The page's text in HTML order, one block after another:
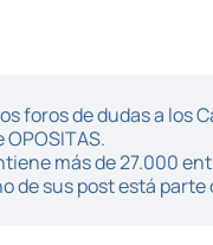
foros de dudas a
más de 27.000
de sus post está parte